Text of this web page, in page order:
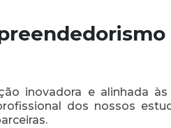
inovadora e alinhada
dos nossos